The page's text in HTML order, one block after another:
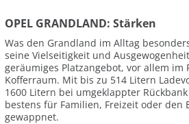
OPEL GRANDLAND: Stärken
Was den Grandland im Alltag
seine Vielseitigkeit und
geräumiges Platzangebot, vor allem im
Kofferraum. Mit bis zu 514 Litern
1600 Litern bei umgeklappter
bestens für Familien, Freizeit oder den
gewappnet.